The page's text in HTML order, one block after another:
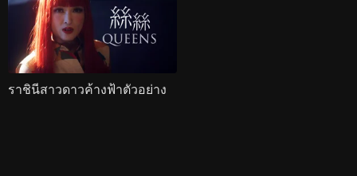
ราชินีสาวดาวค้างฟ้าตัวอย่าง